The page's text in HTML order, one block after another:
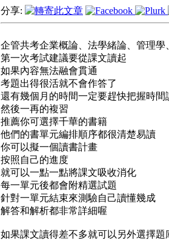
分享:
企管共考企業概論、法學緒論、管理學
第一次考試建議要從課文讀起
如果內容無法融會貫通
考題出得很活就不會作答了
還有幾個月的時間一定要趕快把握時間
然後一再的複習
推薦你可選擇千華的書籍
他們的書單元編排順序都很清楚易讀
你可以擬一個讀書計畫
按照自己的進度
就可以一點一點將課文吸收消化
每一單元後都會附精選試題
針對一單元結束來測驗自己讀懂幾成
解答和解析都非常詳細喔
如果課文讀得差不多就可以另外選擇題